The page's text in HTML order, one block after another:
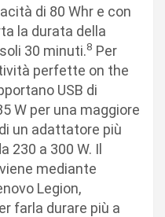
di 80 Whr e con
la durata della
30 minuti.8 Per
perfette on the
USB di
W per una maggiore
un adattatore più
230 a 300 W. Il
mediante
Legion,
farla durare più a